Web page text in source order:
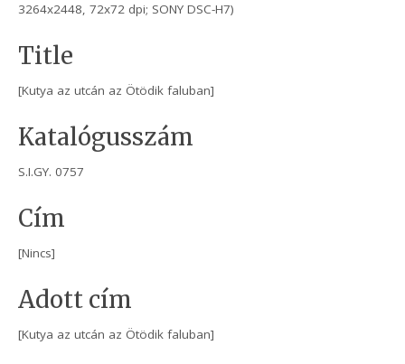
3264x2448, 72x72 dpi; SONY DSC-H7)
Title
[Kutya az utcán az Ötödik faluban]
Katalógusszám
S.I.GY. 0757
Cím
[Nincs]
Adott cím
[Kutya az utcán az Ötödik faluban]